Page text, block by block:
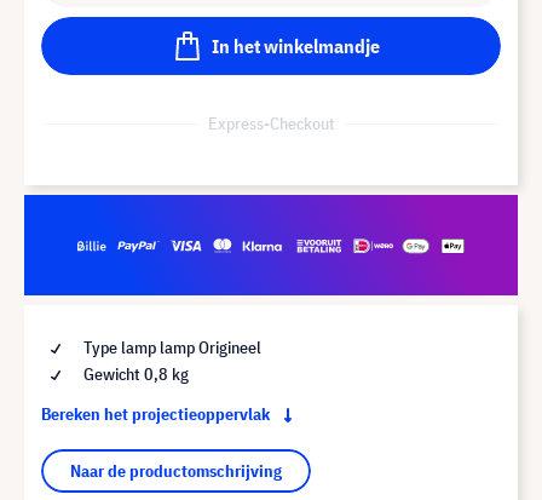
In het winkelmandje
Express-Checkout
Type lamp lamp Origineel
Gewicht 0,8 kg
Bereken het projectieoppervlak
Naar de productomschrijving